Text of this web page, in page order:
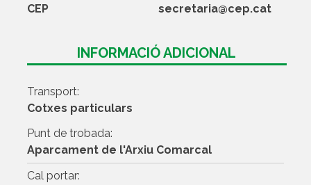
CEP
secretaria@cep.cat
INFORMACIÓ ADICIONAL
Transport:
Cotxes particulars
Punt de trobada:
Aparcament de l'Arxiu Comarcal
Cal portar: